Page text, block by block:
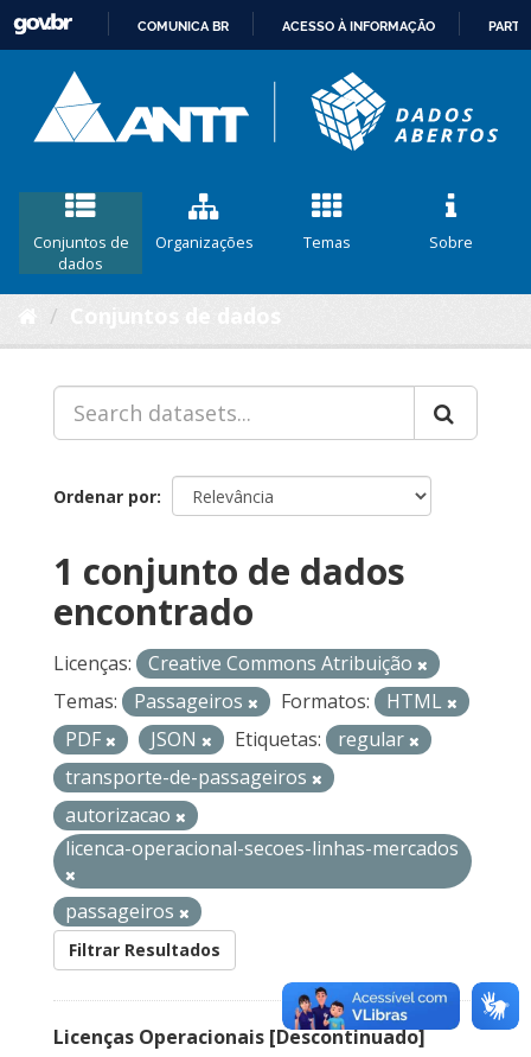
CONTEÚDO
COMUNICA BR ACESSO À INFORMAÇÃO
Conjuntos de
dados
Organizações Temas Sobre
Ordenar por
1 conjunto de dados
encontrado
Licenças:
Creative Commons Atribuição
Temas:
Passageiros Formatos:
HTML
PDF
JSON Etiquetas:
regular
transporte-de-passageiros
autorizacao
licenca-operacional-secoes-linhas-mercados
passageiros
Filtrar Resultados
Licenças Operacionais [Descontinuado]